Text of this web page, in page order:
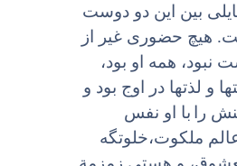
بین این دو دوست
هیچ حضورى غیر از
همه او بود،
و لذتها در اوج بود و
را
با او نفس
ملکوت،‌خلوتگه